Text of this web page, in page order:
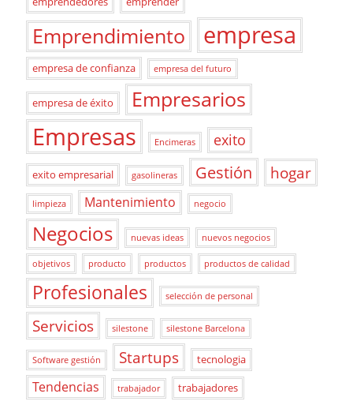
Emprendimiento empresa
empresa de confianza empresa del futuro
empresa de éxito Empresarios
Empresas Encimeras exito
exito empresarial gasolineras Gestión hogar
limpieza Mantenimiento negocio
Negocios nuevas ideas nuevos negocios
objetivos producto productos productos de calidad
Profesionales selección de personal
Servicios silestone silestone Barcelona
Software gestión Startups tecnologia
Tendencias trabajador trabajadores